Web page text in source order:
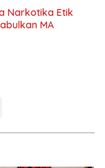
Narkotika Etik
MA